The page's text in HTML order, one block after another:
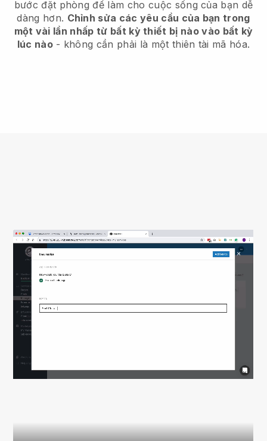
bước đặt phòng để làm cho cuộc sống của bạn dễ
dàng hơn. Chỉnh sửa các yêu cầu của bạn trong
một vài lần nhấp từ bất kỳ thiết bị nào vào bất kỳ
lúc nào- không cần phải là một thiên tài mã hóa.